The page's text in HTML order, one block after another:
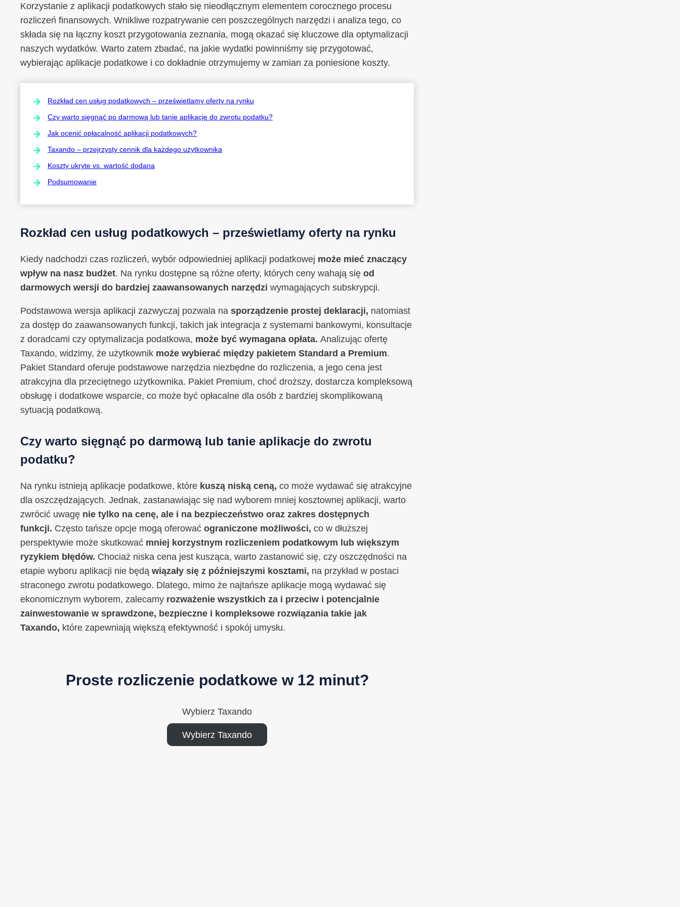
Korzystanie z aplikacji podatkowych stało się nieodłącznym elementem corocznego procesu
rozliczeń finansowych. Wnikliwe rozpatrywanie cen poszczególnych narzędzi i analiza tego, co
składa się na łączny koszt przygotowania zeznania, mogą okazać się kluczowe dla optymalizacji
naszych wydatków. Warto zatem zbadać, na jakie wydatki powinniśmy się przygotować,
wybierając aplikacje podatkowe i co dokładnie otrzymujemy w zamian za poniesione koszty.
Rozkład cen usług podatkowych – prześwietlamy oferty na rynku
Czy warto sięgnąć po darmową lub tanie aplikacje do zwrotu podatku?
Jak ocenić opłacalność aplikacji podatkowych?
Taxando – przejrzysty cennik dla każdego użytkownika
Koszty ukryte vs. wartość dodana
Podsumowanie
Rozkład cen usług podatkowych – prześwietlamy oferty na rynku
Kiedy nadchodzi czas rozliczeń, wybór odpowiedniej aplikacji podatkowej może mieć znaczący
wpływ na nasz budżet. Na rynku dostępne są różne oferty, których ceny wahają się od
darmowych wersji do bardziej zaawansowanych narzędzi wymagających subskrypcji.
Podstawowa wersja aplikacji zazwyczaj pozwala na sporządzenie prostej deklaracji, natomiast
za dostęp do zaawansowanych funkcji, takich jak integracja z systemami bankowymi, konsultacje
z doradcami czy optymalizacja podatkowa, może być wymagana opłata. Analizując ofertę
Taxando, widzimy, że użytkownik może wybierać między pakietem Standard a Premium.
Pakiet Standard oferuje podstawowe narzędzia niezbędne do rozliczenia, a jego cena jest
atrakcyjna dla przeciętnego użytkownika. Pakiet Premium, choć droższy, dostarcza kompleksową
obsługę i dodatkowe wsparcie, co może być opłacalne dla osób z bardziej skomplikowaną
sytuacją podatkową.
Czy warto sięgnąć po darmową lub tanie aplikacje do zwrotu
podatku?
Na rynku istnieją aplikacje podatkowe, które kuszą niską ceną, co może wydawać się atrakcyjne
dla oszczędzających. Jednak, zastanawiając się nad wyborem mniej kosztownej aplikacji, warto
zwrócić uwagę nie tylko na cenę, ale i na bezpieczeństwo oraz zakres dostępnych
funkcji. Często tańsze opcje mogą oferować ograniczone możliwości, co w dłuższej
perspektywie może skutkować mniej korzystnym rozliczeniem podatkowym lub większym
ryzykiem błędów. Chociaż niska cena jest kusząca, warto zastanowić się, czy oszczędności na
etapie wyboru aplikacji nie będą wiązały się z późniejszymi kosztami, na przykład w postaci
straconego zwrotu podatkowego. Dlatego, mimo że najtańsze aplikacje mogą wydawać się
ekonomicznym wyborem, zalecamy rozważenie wszystkich za i przeciw i potencjalnie
zainwestowanie w sprawdzone, bezpieczne i kompleksowe rozwiązania takie jak
Taxando, które zapewniają większą efektywność i spokój umysłu.
Proste rozliczenie podatkowe w 12 minut?
Wybierz Taxando
Wybierz Taxando